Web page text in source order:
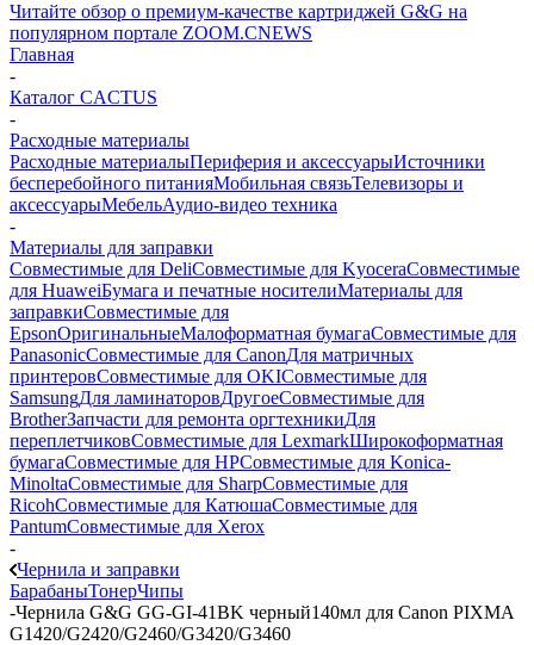
Читайте обзор о премиум-качестве картриджей G&G на
популярном портале ZOOM.CNEWS
Главная
-
Каталог CACTUS
-
Расходные материалы
Расходные материалыПериферия и аксессуарыИсточники
бесперебойного питанияМобильная связьТелевизоры и
аксессуарыМебельАудио-видео техника
-
Материалы для заправки
Совместимые для DeliСовместимые для KyoceraСовместимые
для HuaweiБумага и печатные носителиМатериалы для
заправкиСовместимые для
EpsonОригинальныеМалоформатная бумагаСовместимые для
PanasonicСовместимые для CanonДля матричных
принтеровСовместимые для OKIСовместимые для
SamsungДля ламинаторовДругоеСовместимые для
BrotherЗапчасти для ремонта оргтехникиДля
переплетчиковСовместимые для LexmarkШирокоформатная
бумагаСовместимые для HPСовместимые для Konica-
MinoltaСовместимые для SharpСовместимые для
RicohСовместимые для КатюшаСовместимые для
PantumСовместимые для Xerox
-
Чернила и заправки
БарабаныТонерЧипы
-Чернила G&G GG-GI-41BK черный140мл для Canon PIXMA
G1420/G2420/G2460/G3420/G3460